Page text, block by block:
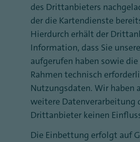
des Drittanbieters
der die Kartendienste
Hierdurch erhält der
Information, dass Sie
aufgerufen haben sowie
Rahmen technisch
Nutzungsdaten. Wir haben
weitere Datenverarbeitung
Drittanbieter keinen
Die Einbettung erfolgt auf